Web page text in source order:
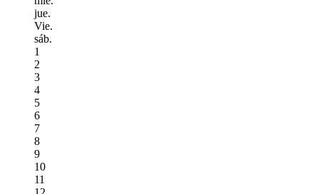
jue.
Vie.
sáb.
1
2
3
4
5
6
7
8
9
10
11